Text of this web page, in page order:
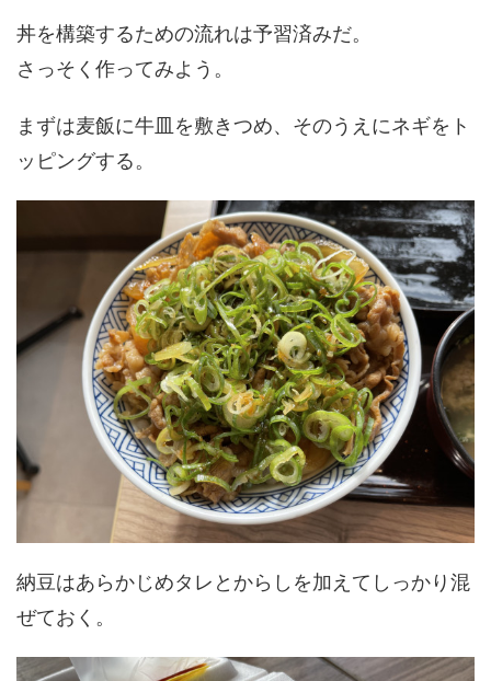
丼を構築するための流れは予習済みだ。
さっそく作ってみよう。
まずは麦飯に牛皿を敷きつめ、そのうえにネギをト
ッピングする。
納豆はあらかじめタレとからしを加えてしっかり混
ぜておく。